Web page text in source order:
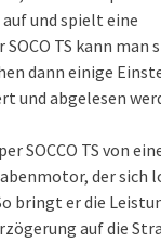
und spielt eine
TS kann man
dann einige
und abgelesen
SOCCO TS von
der sich
bringt er die
auf die